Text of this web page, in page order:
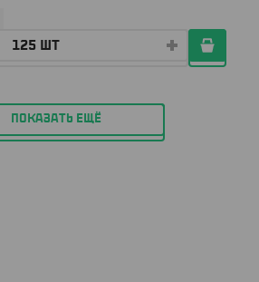
ПОКАЗАТЬ ЕЩЁ